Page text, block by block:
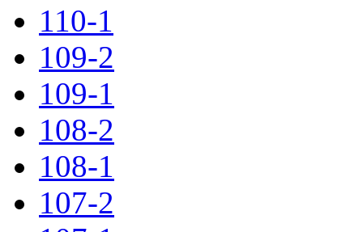
110-1
109-2
109-1
108-2
108-1
107-2